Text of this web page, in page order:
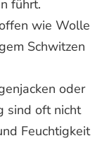
führt.
wie Wolle
Schwitzen
oder
sind oft nicht
Feuchtigkeit